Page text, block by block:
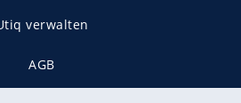
verwalten
AGB